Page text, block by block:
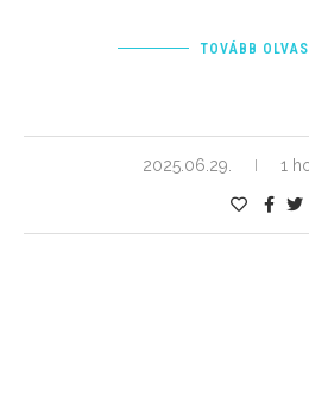
TOVÁBB
2025.06.29. 1